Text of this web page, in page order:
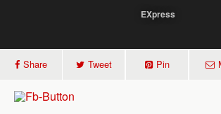
EXpress
Share Tweet Pin